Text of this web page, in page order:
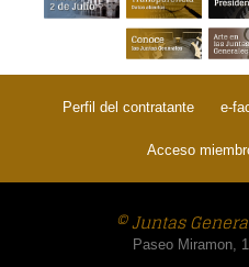
Perfil del contratante e-
Acceso
© Juntas
Paseo Miramon,